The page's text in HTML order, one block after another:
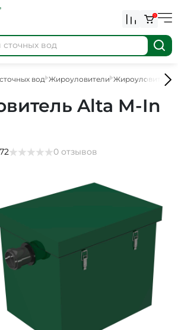
0
вод Жироуловители Жироуловители
Alta M-In
0 отзывов